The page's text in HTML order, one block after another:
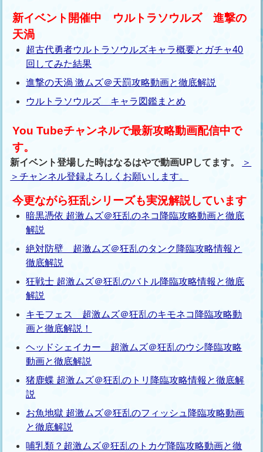
新イベント開催中 ウルトラソウルズ 進撃の
天渦
超古代勇者ウルトラソウルズキャラ概要とガチャ40
回してみた結果
進撃の天渦 激ムズ＠天罰攻略動画と徹底解説
ウルトラソウルズ キャラ図鑑まとめ
You Tubeチャンネルで最新攻略動画配信中で
す。
新イベント登場した時はなるはやで動画UPしてます。
＞
＞チャンネル登録よろしくお願いします。
今更ながら狂乱シリーズも実況解説しています
暗黒憑依 超激ムズ＠狂乱のネコ降臨攻略動画と徹底
解説
絶対防壁 超激ムズ＠狂乱のタンク降臨攻略情報と
徹底解説
狂戦士 超激ムズ＠狂乱のバトル降臨攻略情報と徹底
解説
キモフェス 超激ムズ＠狂乱のキモネコ降臨攻略動
画と徹底解説！
ヘッドシェイカー 超激ムズ＠狂乱のウシ降臨攻略
動画と徹底解説
猪鹿蝶 超激ムズ＠狂乱のトリ降臨攻略情報と徹底解
説
お魚地獄 超激ムズ＠狂乱のフィッシュ降臨攻略動画
と徹底解説
哺乳類？超激ムズ＠狂乱のトカゲ降臨攻略動画と徹